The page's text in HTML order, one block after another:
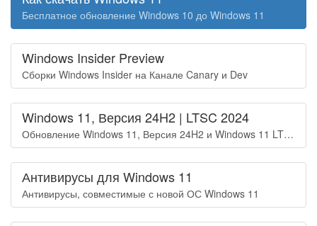
Бесплатное обновление Windows 10 до Windows 11
Windows Insider Preview
Сборки Windows Insider на Канале Canary и Dev
Windows 11, Версия 24H2 | LTSC 2024
Обновление Windows 11, Версия 24H2 и Windows 11 LTSC 2024
Антивирусы для Windows 11
Антивирусы, совместимые с новой ОС Windows 11